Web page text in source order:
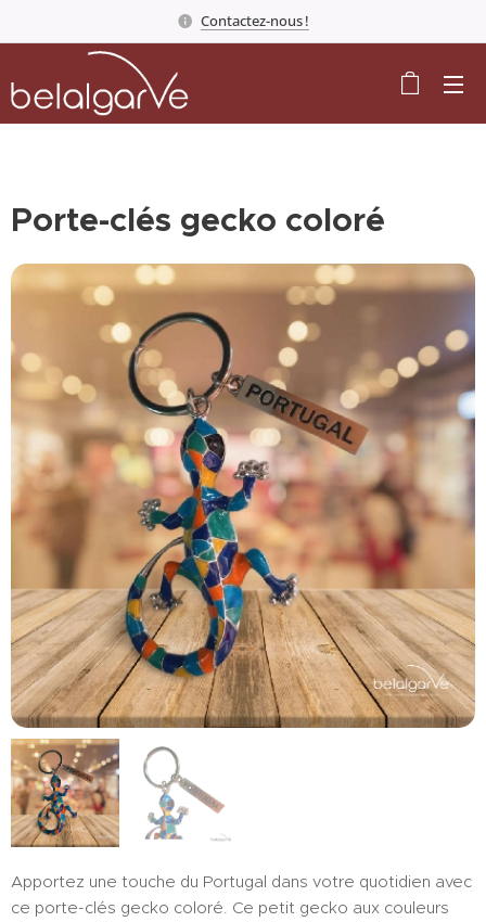
Contactez-nous !
Porte-clés gecko coloré
Apportez une touche du Portugal dans votre quotidien avec
ce porte-clés gecko coloré. Ce petit gecko aux couleurs